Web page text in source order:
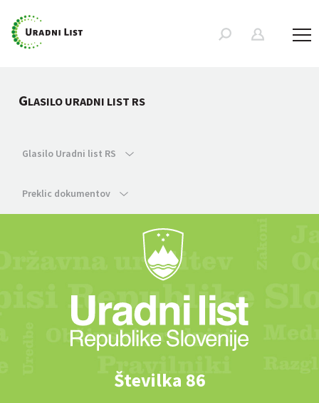
GLASILO URADNI LIST RS
Glasilo Uradni list RS
Preklic dokumentov
Številka 86